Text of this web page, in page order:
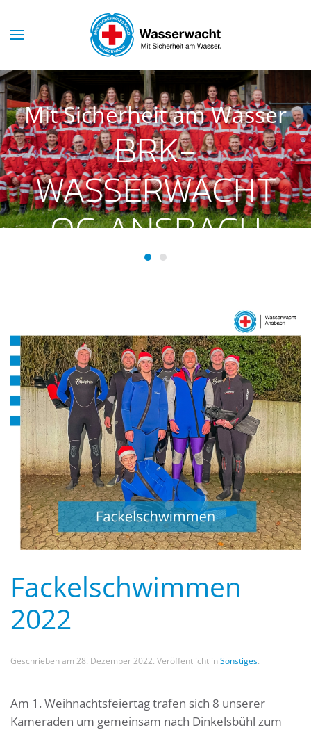
Skip to main content
Mit Sicherheit am Wasser
BRK-
WASSERWACHT
OG ANSBACH
BRK-Wasserwacht OG
Fackelschwimmen
2022
Geschrieben am 28. Dezember 2022. Veröffentlicht inSonstiges.
Am 1. Weihnachtsfeiertag trafen sich 8 unserer
Kameraden um gemeinsam nach Dinkelsbühl zum